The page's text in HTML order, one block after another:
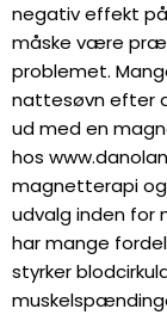
negativ effekt
måske være
problemet.
nattesøvn efter
ud med en
hos
magnetterapi
udvalg inden for
har mange
styrker